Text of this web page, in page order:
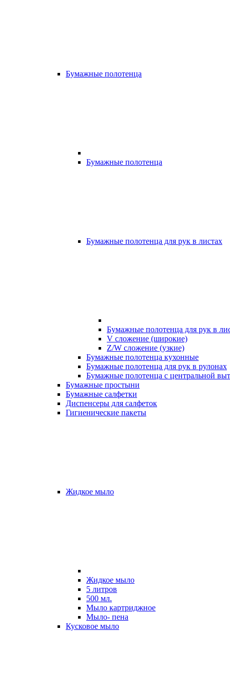
Бумажные полотенца
Бумажные полотенца
Бумажные полотенца для рук в листах
Бумажные полотенца для рук в
V сложение (широкие)
Z/W сложение (узкие)
Бумажные полотенца кухонные
Бумажные полотенца для рук в рулонах
Бумажные полотенца с центральной
Бумажные простыни
Бумажные салфетки
Диспенсеры для салфеток
Гигиенические пакеты
Жидкое мыло
Жидкое мыло
5 литров
500 мл.
Мыло картриджное
Мыло- пена
Кусковое мыло